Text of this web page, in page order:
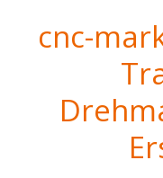
cnc-